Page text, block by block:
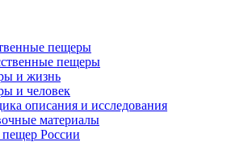
пещеры
пещеры
и жизнь
и человек
описания и исследования
материалы
пещер России